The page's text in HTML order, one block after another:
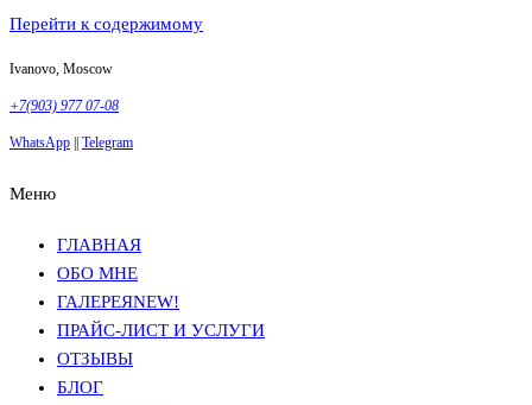
Перейти к содержимому
Ivanovo, Moscow
+7(903) 977 07-08
WhatsApp Telegram
Меню
ГЛАВНАЯ
ОБО МНЕ
ГАЛЕРЕЯNEW!
ПРАЙС-ЛИСТ И УСЛУГИ
ОТЗЫВЫ
БЛОГ